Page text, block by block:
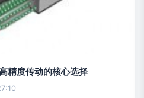
精度传动的核心选择